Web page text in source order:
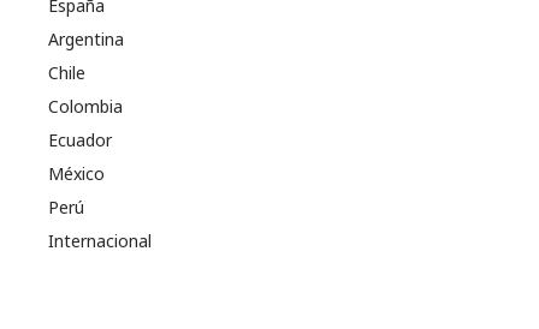
España
Argentina
Chile
Colombia
Ecuador
México
Perú
Internacional